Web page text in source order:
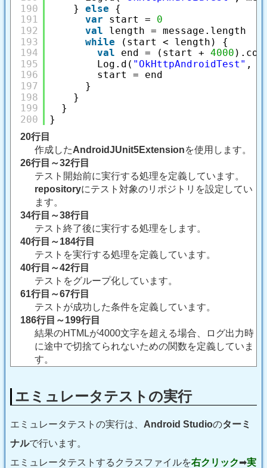
190
191
192
193
194
195
196
197
198
199
200
} else
{
var
start = 0
val
length = message.length
while
(start < length) {
val
end = (start + 4000
Log.d( "OkHttpAndroidTest" ,
start = end
}
}
}
}
20行目
作成したAndroidJUnit5Extensionを使用します。
26行目～32行目
テスト開始前に実行する処理を定義しています。
repositoryにテスト対象のリポジトリを設定してい
ます。
34行目～38行目
テスト終了後に実行する処理をします。
40行目～184行目
テストを実行する処理を定義しています。
40行目～42行目
テストをグループ化しています。
61行目～67行目
テストが成功した条件を定義しています。
186行目～199行目
結果のHTMLが4000文字を超える場合、ログ出力時
に途中で切捨てられないための関数を定義していま
す。
エミュレータテストの実行
エミュレータテストの実行は、 Android Studioのターミ
ナルで行います。
エミュレータテストするクラスファイルを右クリック➡実